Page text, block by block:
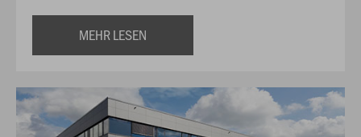
MEHR LESEN